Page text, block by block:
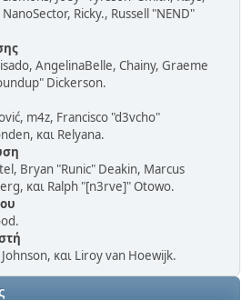
Ricky., Russell "NEND"
AngelinaBelle, Chainy, Graeme
Dickerson.
m4z, Francisco "d3vcho"
και Relyana.
Bryan "Runic" Deakin, Marcus
και Ralph "[n3rve]" Otowo.
και Liroy van Hoewijk.